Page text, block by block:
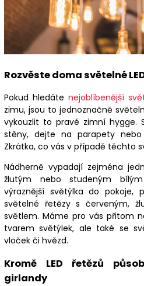
Rozvěste doma světelné
Pokud hledátenejoblíbenější
zimu, jsou to jednoznačně
vykouzlit to pravé zimní hygge.
stěny, dejte na parapety
Zkrátka, co vás v případě těchto
Nádherně vypadají zejména
žlutým nebo studeným
výraznější světýlka do pokoje,
světelné řetězy s červeným,
světlem. Máme pro vás přitom
tvarem světýlek, ale také se
vloček či hvězd.
Kromě LED řetězů
girlandy